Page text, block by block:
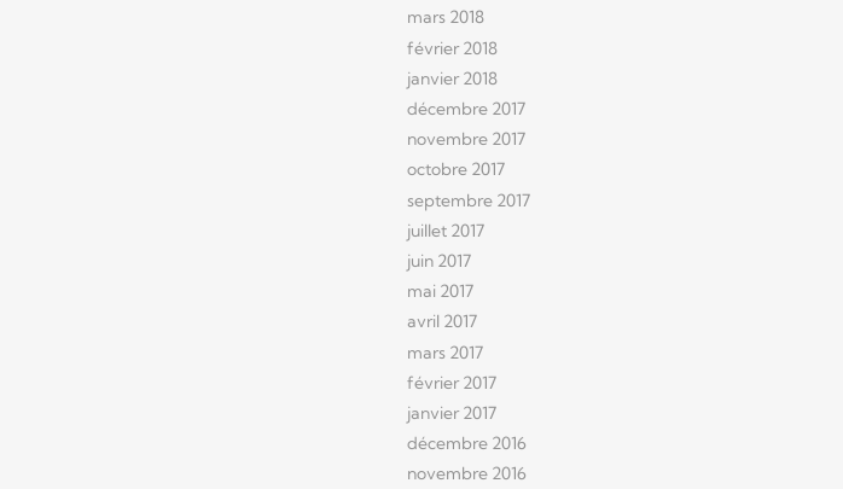
mars 2018
février 2018
janvier 2018
décembre 2017
novembre 2017
octobre 2017
septembre 2017
juillet 2017
juin 2017
mai 2017
avril 2017
mars 2017
février 2017
janvier 2017
décembre 2016
novembre 2016